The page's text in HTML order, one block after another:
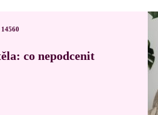
14560
co nepodcenit